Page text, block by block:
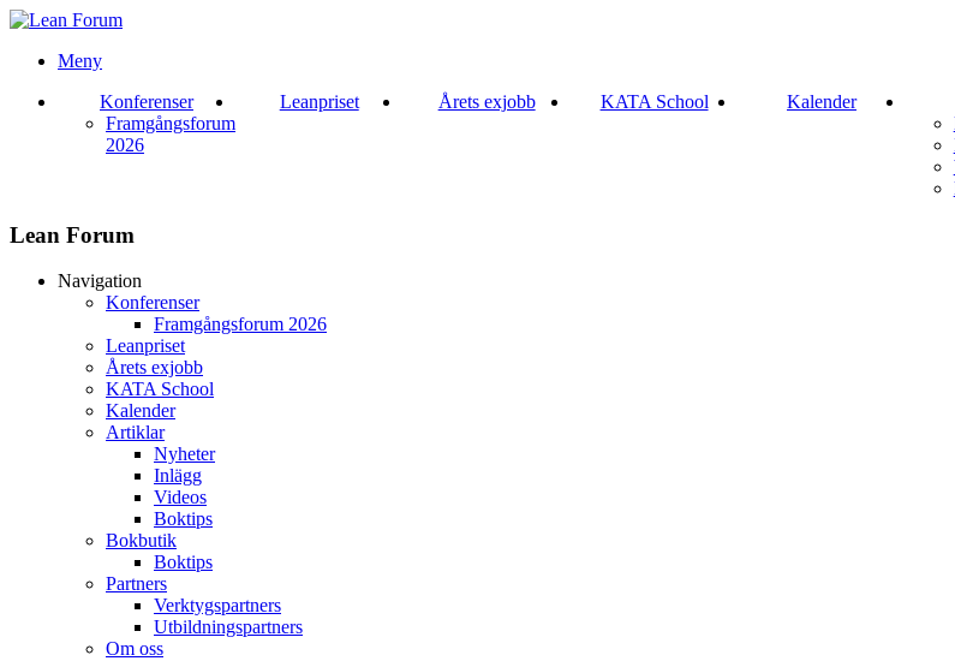
Meny
Konferenser
Framgångsforum
2026
Leanpriset Årets exjobb KATA School Kalender
Lean Forum
Navigation
Konferenser
Framgångsforum 2026
Leanpriset
Årets exjobb
KATA School
Kalender
Artiklar
Nyheter
Inlägg
Videos
Boktips
Bokbutik
Boktips
Partners
Verktygspartners
Utbildningspartners
Om oss